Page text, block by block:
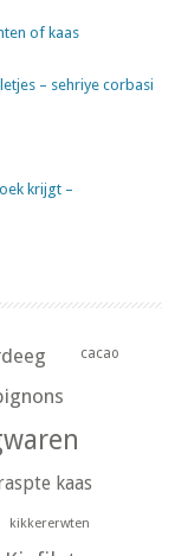
of kaas
– sehriye corbasi
krijgt –
cacao
kaas
kikkererwten